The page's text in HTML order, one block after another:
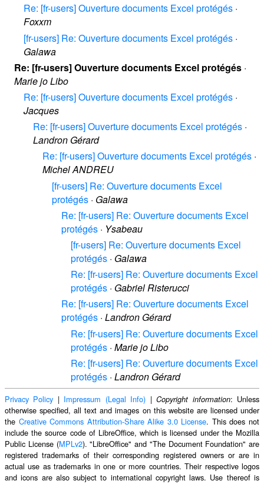
Re: [fr-users] Ouverture documents Excel protégés ·
Foxxm
[fr-users] Re: Ouverture documents Excel protégés ·
Galawa
Re: [fr-users] Ouverture documents Excel protégés ·
Marie jo Libo
Re: [fr-users] Ouverture documents Excel protégés ·
Jacques
Re: [fr-users] Ouverture documents Excel protégés ·
Landron Gérard
Re: [fr-users] Ouverture documents Excel protégés ·
Michel ANDREU
[fr-users] Re: Ouverture documents Excel
protégés · Galawa
Re: [fr-users] Re: Ouverture documents Excel
protégés · Ysabeau
[fr-users] Re: Ouverture documents Excel
protégés · Galawa
Re: [fr-users] Re: Ouverture documents Excel
protégés · Gabriel Risterucci
Re: [fr-users] Re: Ouverture documents Excel
protégés · Landron Gérard
Re: [fr-users] Re: Ouverture documents Excel
protégés · Marie jo Libo
Re: [fr-users] Re: Ouverture documents Excel
protégés · Landron Gérard
Privacy Policy | Impressum (Legal Info) |Copyright information: Unless
otherwise specified, all text and images on this website are licensed under
the Creative Commons Attribution-Share Alike 3.0 License. This does not
include the source code of LibreOffice, which is licensed under the Mozilla
Public License (MPLv2). "LibreOffice" and "The Document Foundation" are
registered trademarks of their corresponding registered owners or are in
actual use as trademarks in one or more countries. Their respective logos
and icons are also subject to international copyright laws. Use thereof is